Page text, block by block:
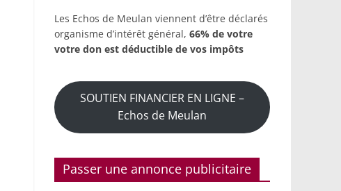
Les Echos de Meulan viennent d’être déclarés
organisme d’intérêt général, 66% de votre
votre don est déductible de vos impôts
SOUTIEN FINANCIER EN LIGNE –
Echos de Meulan
Passer une annonce publicitaire